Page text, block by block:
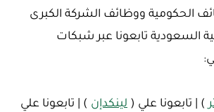
الحكومية ووظائف الشركة الكبرى
السعودية تابعونا عبر شبكات
) | تابعونا علي ( لينكدإن ) | تابعونا علي